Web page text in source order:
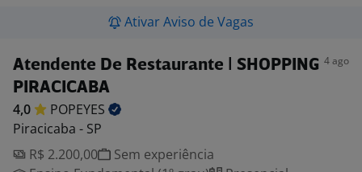
Ativar Aviso de Vagas
Atendente De Restaurante | SHOPPING
PIRACICABA
4 ago
4,0
POPEYES
Piracicaba - SP
R$ 2.200,00
Sem experiência